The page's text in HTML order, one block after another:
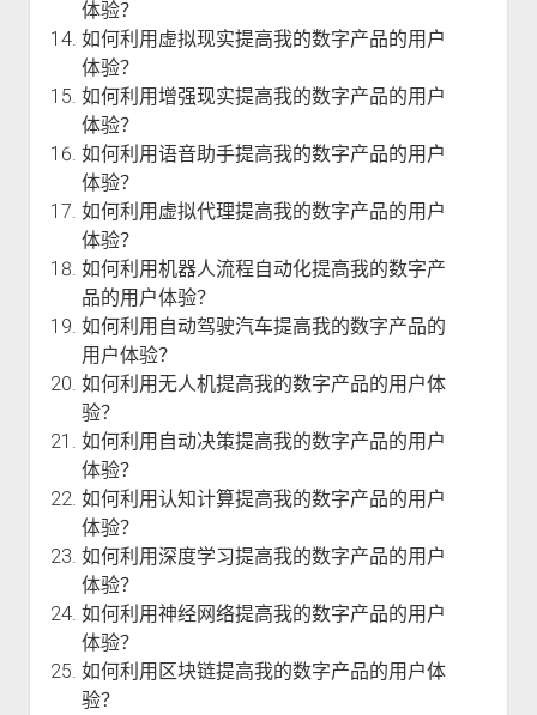
体验？
如何利用虚拟现实提高我的数字产品的用户
体验？
如何利用增强现实提高我的数字产品的用户
体验？
如何利用语音助手提高我的数字产品的用户
体验？
如何利用虚拟代理提高我的数字产品的用户
体验？
如何利用机器人流程自动化提高我的数字产
品的用户体验？
如何利用自动驾驶汽车提高我的数字产品的
用户体验？
如何利用无人机提高我的数字产品的用户体
验？
如何利用自动决策提高我的数字产品的用户
体验？
如何利用认知计算提高我的数字产品的用户
体验？
如何利用深度学习提高我的数字产品的用户
体验？
如何利用神经网络提高我的数字产品的用户
体验？
如何利用区块链提高我的数字产品的用户体
验？